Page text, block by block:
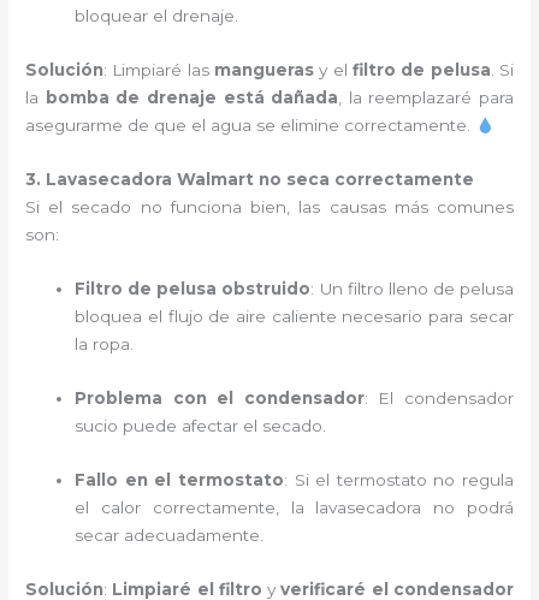
bloquear el drenaje.
Solución: Limpiaré las mangueras y el filtro de pelusa. Si
la
bomba de drenaje está dañada, la reemplazaré para
asegurarme de que el agua se elimine correctamente.
3. Lavasecadora Walmart no seca correctamente
Si el secado no funciona bien, las causas más comunes
son:
Filtro de pelusa obstruido: Un filtro lleno de pelusa
bloquea el flujo de aire caliente necesario para secar
la ropa.
Problema con el condensador: El condensador
sucio puede afectar el secado.
Fallo en el termostato: Si el termostato no regula
el calor correctamente, la lavasecadora no podrá
secar adecuadamente.
Solución: Limpiaré el filtro yverificaré el condensador